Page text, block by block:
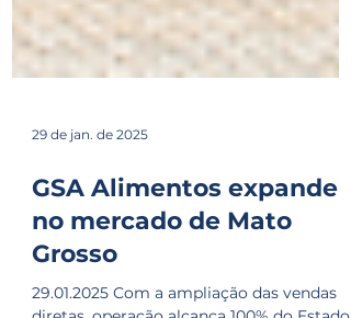
29 de jan. de 2025
GSA Alimentos expande